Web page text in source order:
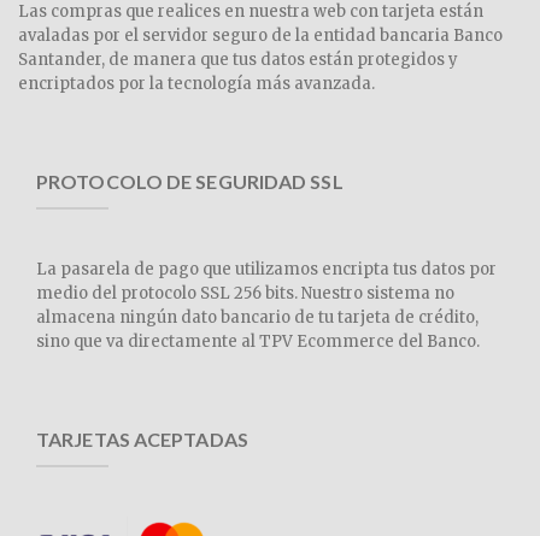
Las compras que realices en nuestra web con tarjeta están
avaladas por el servidor seguro de la entidad bancaria Banco
Santander, de manera que tus datos están protegidos y
encriptados por la tecnología más avanzada.
PROTOCOLO DE SEGURIDAD SSL
La pasarela de pago que utilizamos encripta tus datos por
medio del protocolo SSL 256 bits. Nuestro sistema no
almacena ningún dato bancario de tu tarjeta de crédito,
sino que va directamente al TPV Ecommerce del Banco.
TARJETAS ACEPTADAS